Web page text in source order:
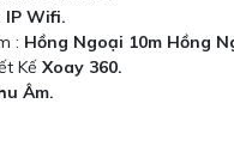
IP Wifi.
: Hồng Ngoại 10m Hồng
Kế Xoay 360.
Âm.